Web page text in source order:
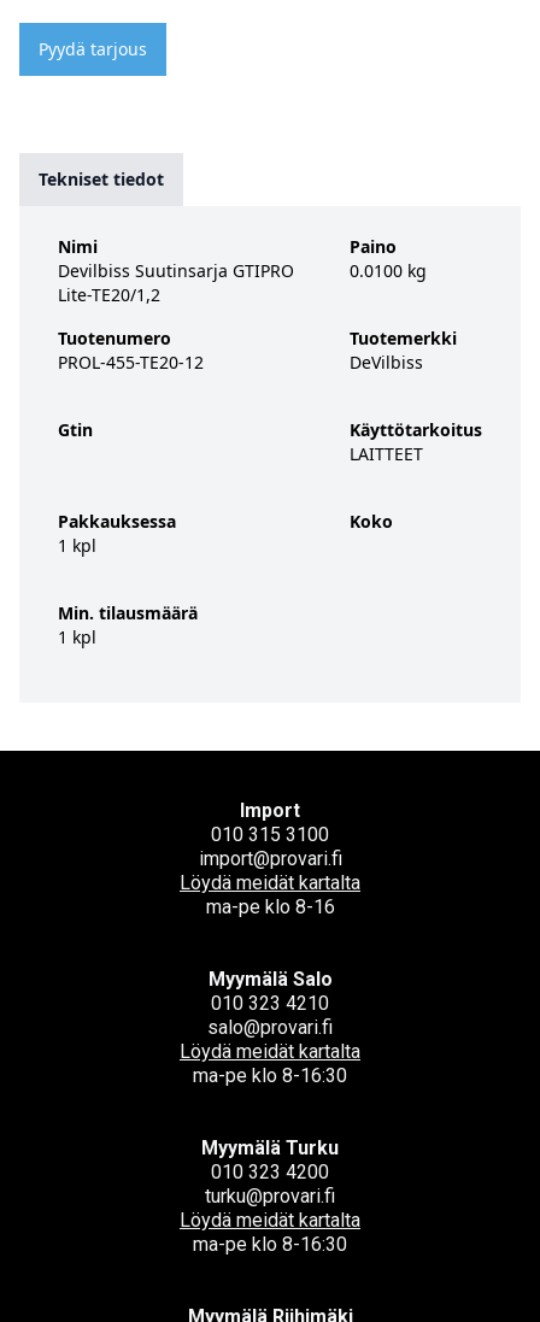
Pyydä tarjous
Tekniset tiedot
Nimi
Devilbiss Suutinsarja GTIPRO
Lite-TE20/1,2
Tuotenumero
PROL-455-TE20-12
Gtin
Pakkauksessa
1 kpl
Min. tilausmäärä
1 kpl
Paino
0.0100 kg
Tuotemerkki
DeVilbiss
Käyttötarkoitus
LAITTEET
Koko
Import
010 315 3100
import@provari.fi
Löydä meidät kartalta
ma-pe klo 8-16
Myymälä Salo
010 323 4210
salo@provari.fi
Löydä meidät kartalta
ma-pe klo 8-16:30
Myymälä Turku
010 323 4200
turku@provari.fi
Löydä meidät kartalta
ma-pe klo 8-16:30
Myymälä Riihimäki